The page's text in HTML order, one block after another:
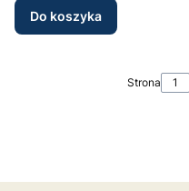
Do koszyka
Strona